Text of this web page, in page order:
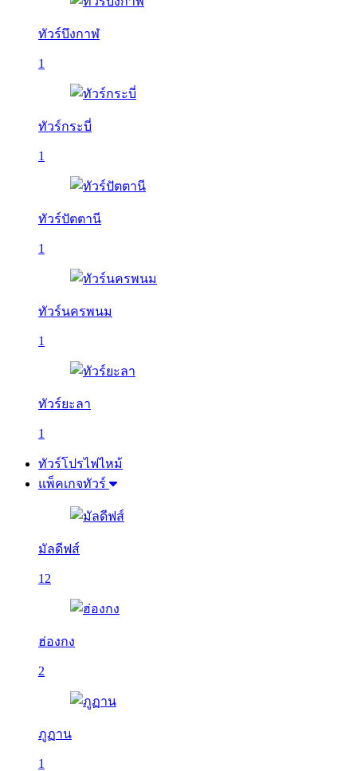
ทัวร์บึงกาฬ
1
ทัวร์กระบี่
1
ทัวร์ปัตตานี
1
ทัวร์นครพนม
1
ทัวร์ยะลา
1
ทัวร์โปรไฟไหม้
แพ็คเกจทัวร์
มัลดีฟส์
12
ฮ่องกง
2
ภูฏาน
1